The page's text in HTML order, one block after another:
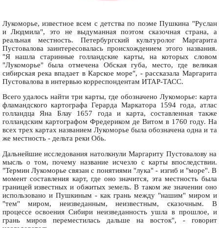
Лукоморье, известное всем с детства по поэме Пушкина "Руслан
и Людмила", это не выдуманная поэтом сказочная страна, а
реальная местность. Петербургский культуролог Маргарита
Пустовалова заинтересовалась происхождением этого названия.
"Я нашла старинные голландские карты, на которых словом
"Лукоморье" была отмечена Обская губа, место, где великая
сибирская река впадает в Карское море", - рассказала Маргарита
Пустовалова в интервью корреспондентам ИТАР-ТАСС.
Всего удалось найти три карты, где обозначено Лукоморье: карта
фламандского картографа Герарда Маркатора 1594 года, атлас
голландца Яна Блау 1657 года и карта, составленная также
голландским картографом Фредериком де Витом в 1760 году. На
всех трех картах названием Лукоморье была обозначена одна и та
же местность - дельта реки Обь.
Дальнейшие исследования натолкнули Маргариту Пустовалову на
мысль о том, почему название исчезло с карты впоследствии.
"Термин Лукоморье связан с понятиями "лука" - изгиб и "море". В
момент составления карт, где оно значится, эта местность была
границей известных и обжитых земель. В таком же значении оно
использовано и Пушкиным - как грань между "нашим" миром и
"тем" миром, неизведанным, неизвестным, сказочным. В
процессе освоения Сибири неизведанность ушла в прошлое, и
грань миров переместилась дальше на восток", - говорит